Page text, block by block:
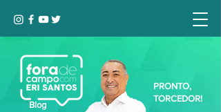
Blog
PRONTO,
TORCEDOR!